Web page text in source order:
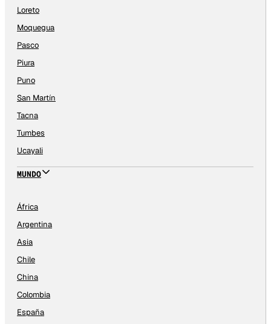
Loreto
Moquegua
Pasco
Piura
Puno
San Martín
Tacna
Tumbes
Ucayali
MUNDO
África
Argentina
Asia
Chile
China
Colombia
España